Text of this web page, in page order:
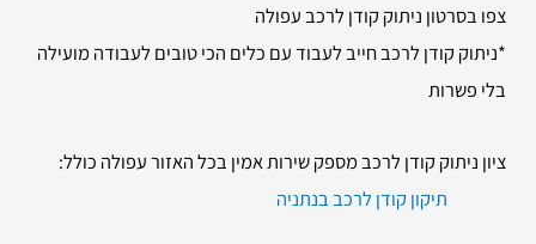
צפו בסרטון ניתוק קודן לרכב עפולה
*ניתוק קודן לרכב חייב לעבוד עם כלים הכי טובים לעבודה מועילה
בלי פשרות
ציון ניתוק קודן לרכב מספק שירות אמין בכל האזור עפולה כולל:
תיקון קודן לרכב בנתניה